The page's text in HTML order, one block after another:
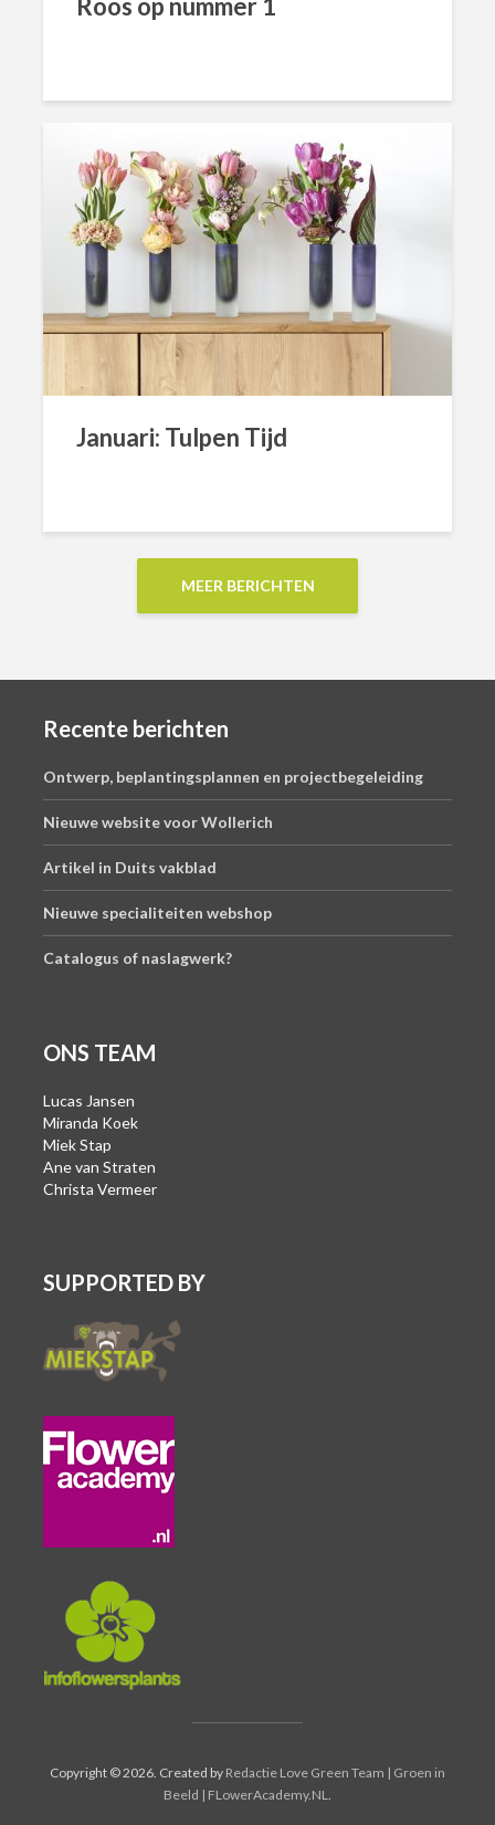
Januari: Tulpen Tijd
MEER BERICHTEN
Recente berichten
Ontwerp, beplantingsplannen en projectbegeleiding
Nieuwe website voor Wollerich
Artikel in Duits vakblad
Nieuwe specialiteiten webshop
Catalogus of naslagwerk?
ONS TEAM
Lucas Jansen
Miranda Koek
Miek Stap
Ane van Straten
Christa Vermeer
SUPPORTED BY
Copyright © 2026. Created by Redactie Love Green Team | Groen in
Beeld | FLowerAcademy.NL